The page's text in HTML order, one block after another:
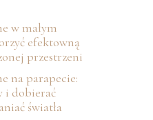
w małym
efektowną
przestrzeni
na parapecie:
i dobierać
światła